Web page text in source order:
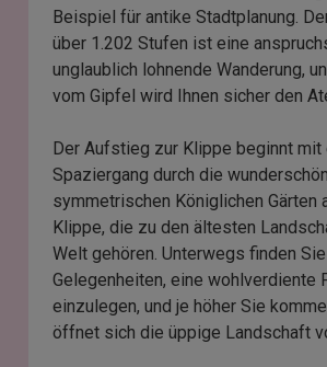
Beispiel für antike Stadtplanung.
über 1.202 Stufen ist eine
unglaublich lohnende Wanderung,
vom Gipfel wird Ihnen sicher den
Der Aufstieg zur Klippe beginnt mit
Spaziergang durch die
symmetrischen Königlichen Gärten
Klippe, die zu den ältesten
Welt gehören. Unterwegs finden
Gelegenheiten, eine wohlverdiente
einzulegen, und je höher Sie
öffnet sich die üppige Landschaft